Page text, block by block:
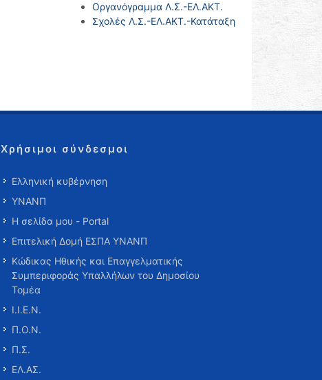
Οργανόγραμμα Λ.Σ.-ΕΛ.ΑΚΤ.
Σχολές Λ.Σ.-ΕΛ.ΑΚΤ.-Κατάταξη
Χρήσιμοι σύνδεσμοι
Ελληνική κυβέρνηση
ΥΝΑΝΠ
Η σελίδα μου - Portal
Επιτελική Δομή ΕΣΠΑ ΥΝΑΝΠ
Κώδικας Ηθικής και Επαγγελματικής
Συμπεριφοράς Υπαλλήλων του Δημοσίου
Τομέα
Ι.Ι.Ε.Ν.
Π.Ο.Ν.
Π.Σ.
ΕΛ.ΑΣ.